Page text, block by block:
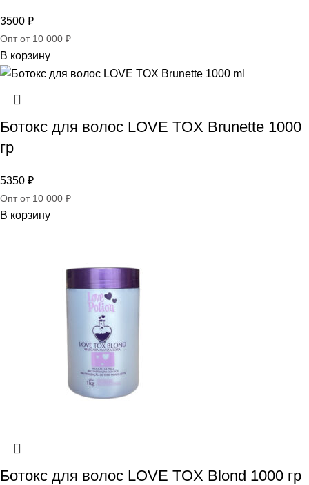
3500 ₽
Опт от 10 000 ₽
В корзину
Ботокс для волос LOVE TOX Brunette 1000
гр
5350 ₽
Опт от 10 000 ₽
В корзину
Ботокс для волос LOVE TOX Blond 1000 гр